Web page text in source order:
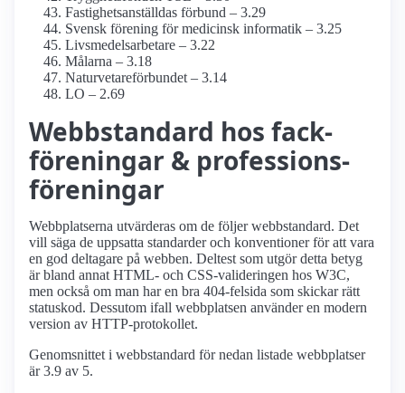
Fastighets­anställdas förbund – 3.29
Svensk förening för medicinsk informatik – 3.25
Livsmedels­arbetare – 3.22
Målarna – 3.18
Naturvetare­förbundet – 3.14
LO – 2.69
Webbstandard hos fack­
föreningar & professions­
föreningar
Webbplatserna utvärderas om de följer webbstandard. Det
vill säga de uppsatta standarder och konventioner för att vara
en god deltagare på webben. Deltest som utgör detta betyg
är bland annat HTML- och CSS-valideringen hos W3C,
men också om man har en bra 404-felsida som skickar rätt
statuskod. Dessutom ifall webbplatsen använder en modern
version av HTTP-protokollet.
Genomsnittet i webbstandard för nedan listade webbplatser
är 3.9 av 5.